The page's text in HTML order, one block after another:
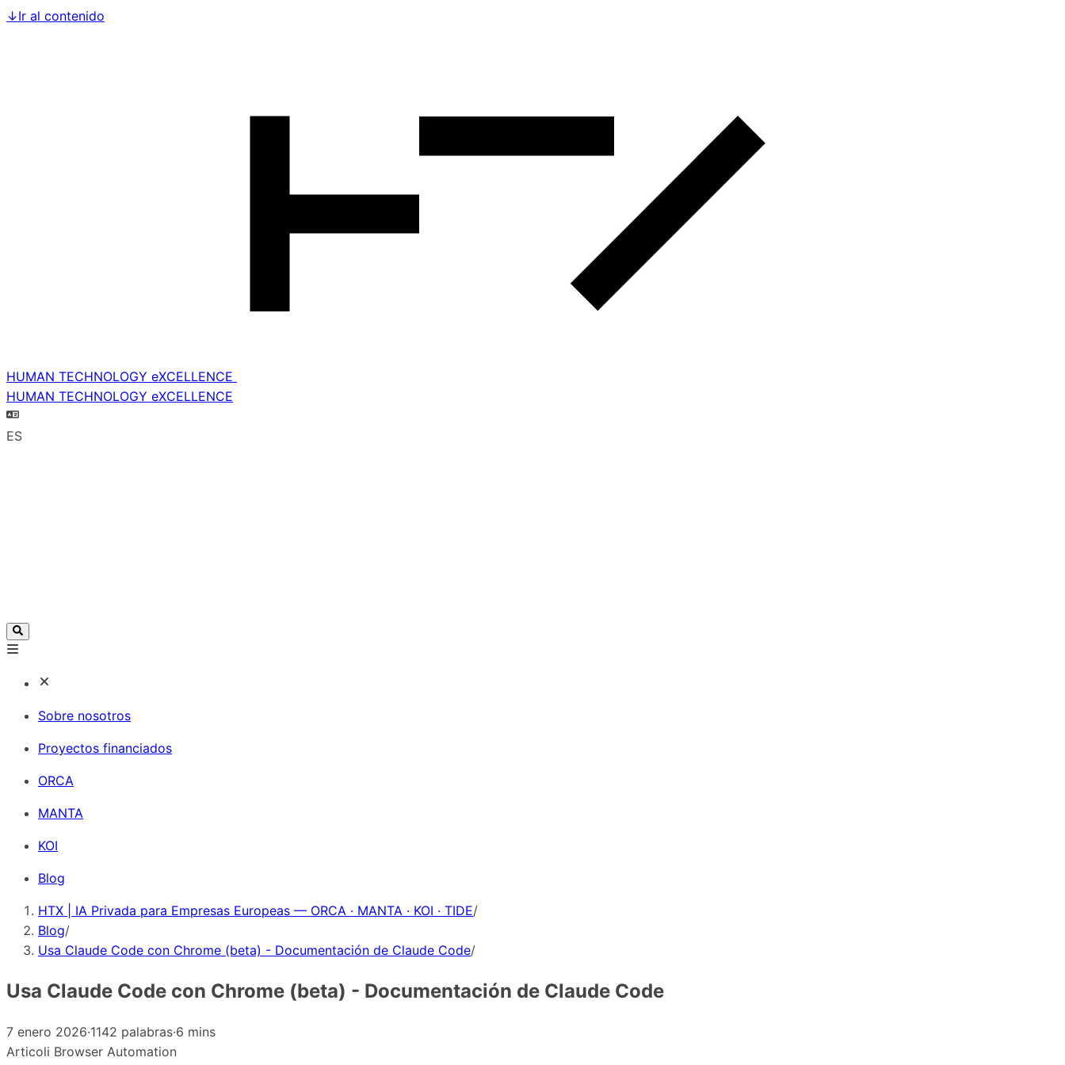
↓Ir al contenido
HUMAN TECHNOLOGY eXCELLENCE
HUMAN TECHNOLOGY eXCELLENCE
ES
Sobre nosotros
Proyectos financiados
ORCA
MANTA
KOI
Blog
HTX | IA Privada para Empresas Europeas — ORCA · MANTA · KOI · TIDE/
Blog/
Usa Claude Code con Chrome (beta) - Documentación de Claude Code/
Usa Claude Code con Chrome (beta) - Documentación de Claude Code
7 enero 2026·1142 palabras·6 mins
Articoli Browser Automation